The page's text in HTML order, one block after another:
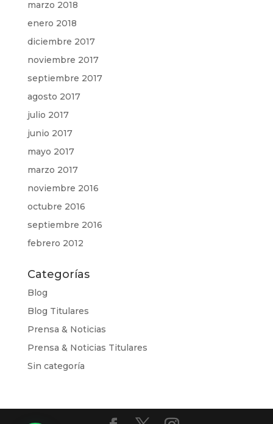
marzo 2018
enero 2018
diciembre 2017
noviembre 2017
septiembre 2017
agosto 2017
julio 2017
junio 2017
mayo 2017
marzo 2017
noviembre 2016
octubre 2016
septiembre 2016
febrero 2012
Categorías
Blog
Blog Titulares
Prensa & Noticias
Prensa & Noticias Titulares
Sin categoría